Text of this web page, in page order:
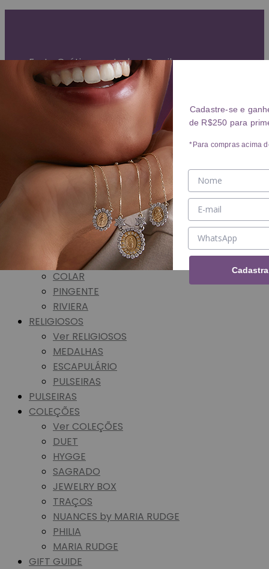
Frete Grátis para todo o Brasil
ALIANÇA
BRINCOS
Ver BRINCOS
ARGOLA
PIERCING
COLARES
Ver COLARES
COLAR
PINGENTE
RIVIERA
RELIGIOSOS
Ver RELIGIOSOS
MEDALHAS
ESCAPULÁRIO
PULSEIRAS
PULSEIRAS
COLEÇÕES
Ver COLEÇÕES
DUET
HYGGE
SAGRADO
JEWELRY BOX
TRAÇOS
NUANCES by MARIA RUDGE
PHILIA
MARIA RUDGE
GIFT GUIDE
Cadastre-se e
de R$250 para
*Para compras acima